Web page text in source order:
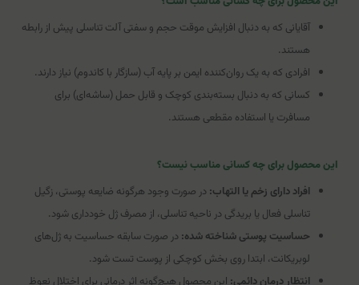
آقایانی که به دنبال افزایش موقت حجم و سفتی آلت تناسلی پیش از رابطه
هستند.
افرادی که به یک روان‌کننده ایمن بر پایه آب (سازگار با کاندوم) نیاز دارند.
کسانی که به دنبال بسته‌بندی کوچک و قابل حمل (ساشه‌ای) برای
مسافرت یا استفاده مقطعی هستند.
این محصول برای چه کسانی مناسب نیست؟
افراد دارای زخم یا التهاب: در صورت وجود هرگونه ضایعه پوستی، زگیل
تناسلی فعال یا بریدگی در ناحیه تناسلی، از مصرف ژل خودداری شود.
حساسیت پوستی شناخته شده: در صورت سابقه حساسیت به ژل‌های
لوبریکانت، ابتدا روی بخش کوچکی از پوست تست شود.
انتظار درمان دائمی: این محصول هیچ‌گونه اثر درمانی برای اختلال نعوظ